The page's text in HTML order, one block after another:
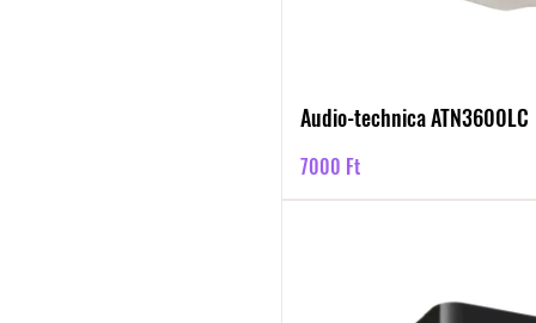
Audio-technica ATN3600LC
Ár
7000 Ft